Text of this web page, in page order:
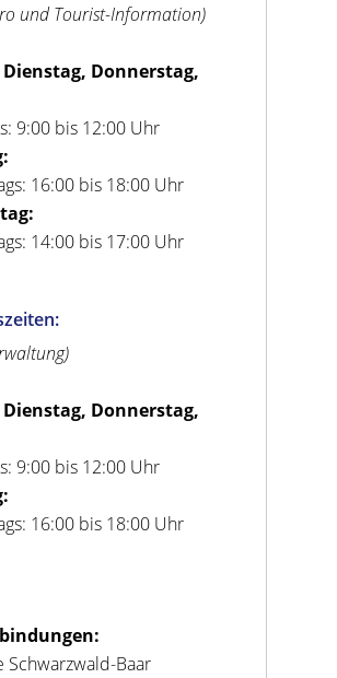
und Tourist-Information)
Donnerstag,
9:00 bis 12:00 Uhr
16:00 bis 18:00 Uhr
14:00 bis 17:00 Uhr
Donnerstag,
9:00 bis 12:00 Uhr
16:00 bis 18:00 Uhr
Schwarzwald-Baar